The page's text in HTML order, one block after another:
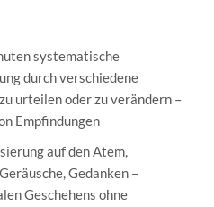
systematische
durch verschiedene
urteilen oder zu verändern –
Empfindungen
auf den Atem,
Gedanken –
Geschehens ohne